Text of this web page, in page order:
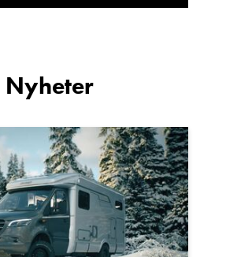
Einar Fylling
Bilmekaniker
Nyheter